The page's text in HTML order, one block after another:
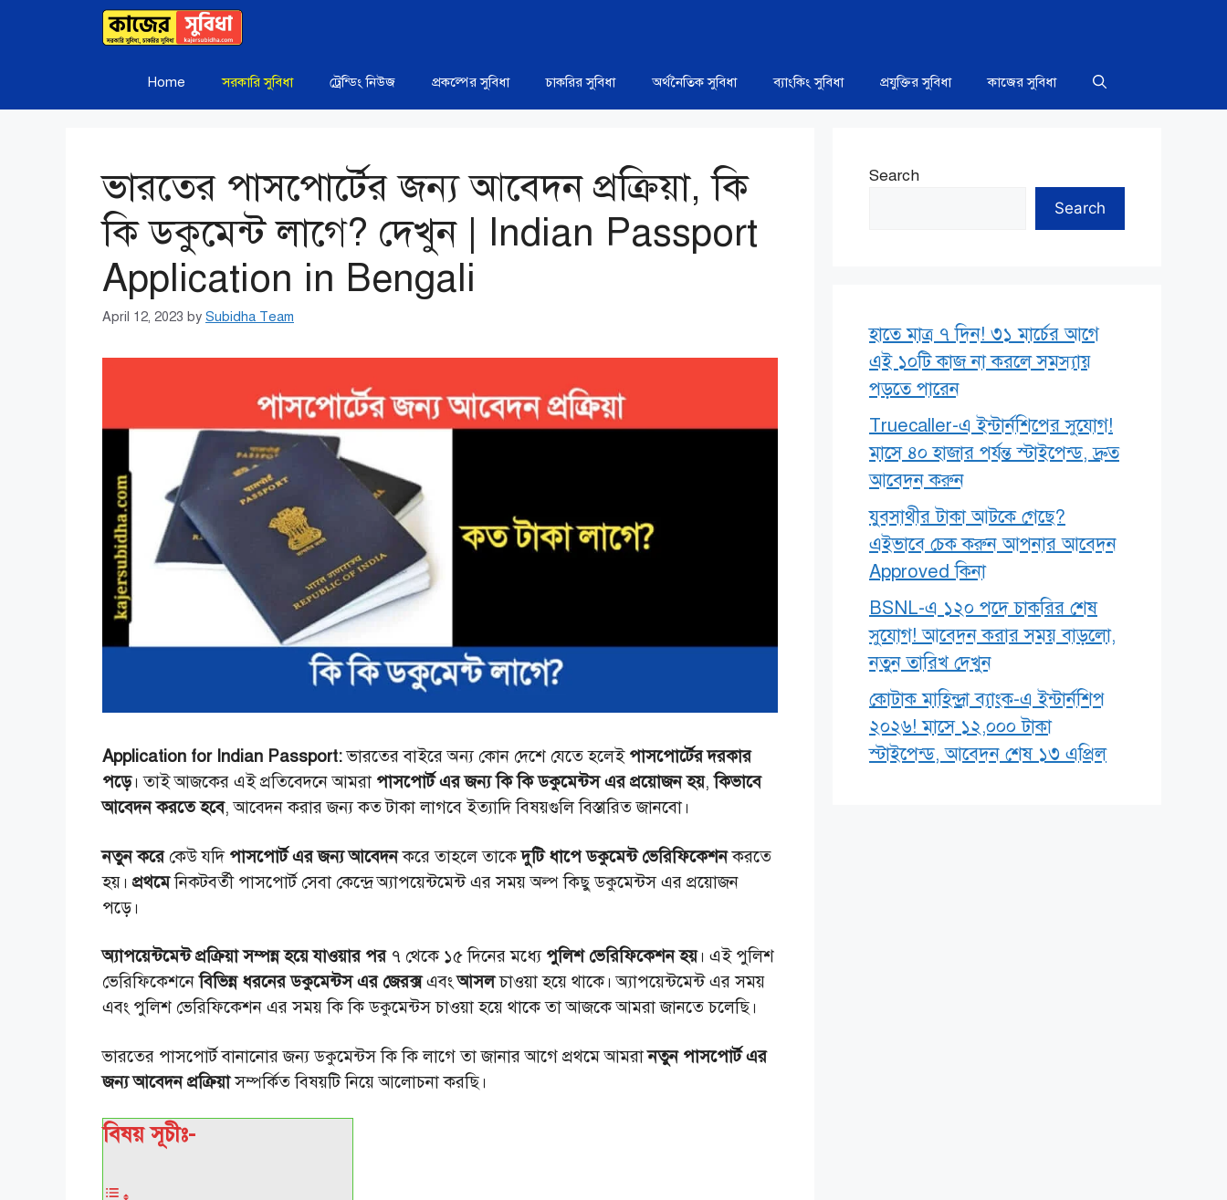
Home সরকারি সুবিধা ট্রেন্ডিং নিউজ প্রকল্পের সুবিধা চাকরির সুবিধা অর্থনৈতিক সুবিধা ব্যাংকিং সুবিধা প্রযুক্তির সুবিধা কাজের সুবিধা
ভারতের পাসপোর্টের জন্য আবেদন প্রক্রিয়া, কি
কি ডকুমেন্ট লাগে? দেখুন | Indian Passport
Application in Bengali
April 12, 2023 by Subidha Team
Application for Indian Passport:ভারতের বাইরে অন্য কোন দেশে যেতে হলেই পাসপোর্টের দরকার
পড়ে। তাই আজকের এই প্রতিবেদনে আমরা পাসপোর্ট এর জন্য কি কি ডকুমেন্টস এর প্রয়োজন হয়,কিভাবে
আবেদন করতে হবে, আবেদন করার জন্য কত টাকা লাগবে ইত্যাদি বিষয়গুলি বিস্তারিত জানবো।
নতুন করেকেউ যদি পাসপোর্ট এর জন্য আবেদনকরে তাহলে তাকেদুটি ধাপে ডকুমেন্ট ভেরিফিকেশনকরতে
হয়। প্রথমেনিকটবর্তী পাসপোর্ট সেবা কেন্দ্রে অ্যাপয়েন্টমেন্ট এর সময় অল্প কিছু ডকুমেন্টস এর প্রয়োজন
পড়ে।
অ্যাপয়েন্টমেন্ট প্রক্রিয়া সম্পন্ন হয়ে যাওয়ার পর৭ থেকে ১৫ দিনের মধ্যে পুলিশ ভেরিফিকেশন হয়। এই পুলিশ
ভেরিফিকেশনেবিভিন্ন ধরনের ডকুমেন্টস এর জেরক্সএবংআসলচাওয়া হয়ে থাকে। অ্যাপয়েন্টমেন্ট এর সময়
এবং পুলিশ ভেরিফিকেশন এর সময় কি কি ডকুমেন্টস চাওয়া হয়ে থাকে তা আজকে আমরা জানতে চলেছি।
ভারতের পাসপোর্ট বানানোর জন্য ডকুমেন্টস কি কি লাগে তা জানার আগে প্রথমে আমরানতুন পাসপোর্ট এর
জন্য আবেদন প্রক্রিয়াসম্পর্কিত বিষয়টি নিয়ে আলোচনা করছি।
বিষয় সূচীঃ-
Search
Search
হাতে মাত্র ৭ দিন! ৩১ মার্চের আগে
এই ১০টি কাজ না করলে সমস্যায়
পড়তে পারেন
Truecaller-এ ইন্টার্নশিপের সুযোগ!
মাসে ৪০ হাজার পর্যন্ত স্টাইপেন্ড, দ্রুত
আবেদন করুন
যুবসাথীর টাকা আটকে গেছে?
এইভাবে চেক করুন আপনার আবেদন
Approved কিনা
BSNL-এ ১২০ পদে চাকরির শেষ
সুযোগ! আবেদন করার সময় বাড়লো,
নতুন তারিখ দেখুন
কোটাক মাহিন্দ্রা ব্যাংক-এ ইন্টার্নশিপ
২০২৬! মাসে ১২,০০০ টাকা
স্টাইপেন্ড, আবেদন শেষ ১৩ এপ্রিল